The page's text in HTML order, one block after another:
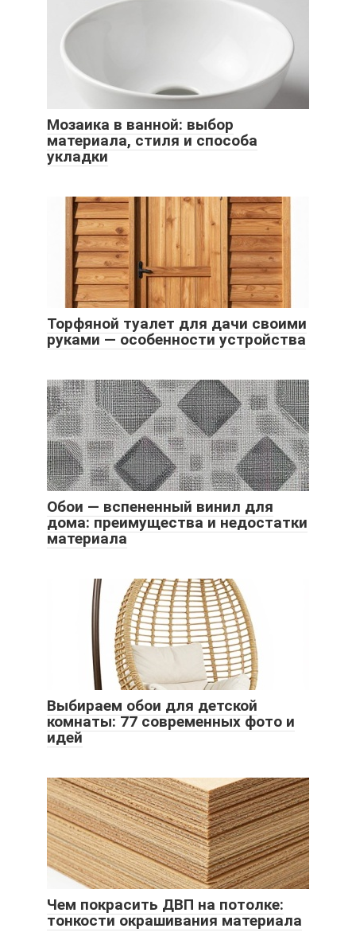
Мозаика в ванной: выбор
материала, стиля и способа
укладки
Торфяной туалет для дачи своими
руками — особенности устройства
Обои — вспененный винил для
дома: преимущества и недостатки
материала
Выбираем обои для детской
комнаты: 77 современных фото и
идей
Чем покрасить ДВП на потолке:
тонкости окрашивания материала